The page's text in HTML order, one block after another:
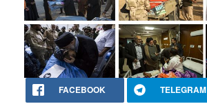
FACEBOOK TELEGRAM